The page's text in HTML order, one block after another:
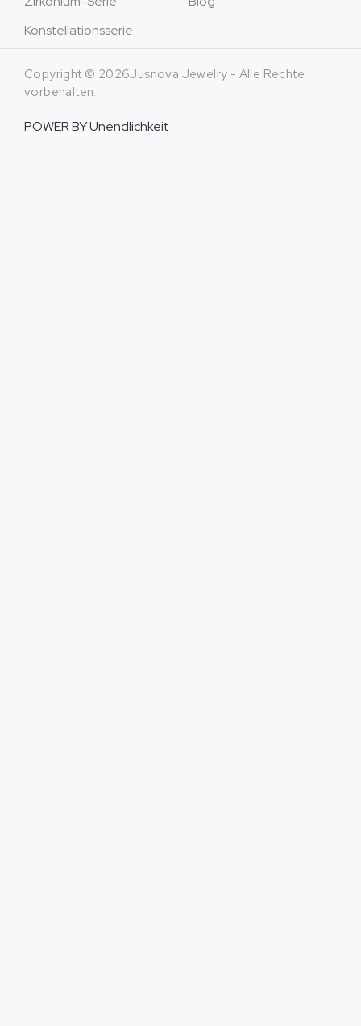
Konstellationsserie
Copyright © 2026Jusnova Jewelry - Alle Rechte
vorbehalten.
POWER BYUnendlichkeit